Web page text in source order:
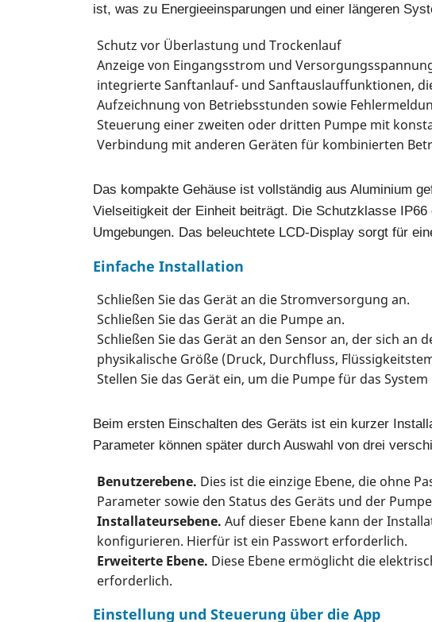
ist, was zu Energieeinsparungen und einer längeren
Schutz vor Überlastung und Trockenlauf
Anzeige von Eingangsstrom und
integrierte Sanftanlauf- und Sanftauslauffunktionen,
Aufzeichnung von Betriebsstunden sowie
Steuerung einer zweiten oder dritten Pumpe mit
Verbindung mit anderen Geräten für kombinierten
Das kompakte Gehäuse ist vollständig aus Aluminium
Vielseitigkeit der Einheit beiträgt. Die Schutzklasse
Umgebungen. Das beleuchtete LCD-Display sorgt für
Einfache Installation
Schließen Sie das Gerät an die Stromversorgung an.
Schließen Sie das Gerät an die Pumpe an.
Schließen Sie das Gerät an den Sensor an, der sich
physikalische Größe (Druck, Durchfluss,
Stellen Sie das Gerät ein, um die Pumpe für das
Beim ersten Einschalten des Geräts ist ein kurzer
Parameter können später durch Auswahl von drei
Benutzerebene. Dies ist die einzige Ebene, die ohne
Parameter sowie den Status des Geräts und der
Installateursebene. Auf dieser Ebene kann der
konfigurieren. Hierfür ist ein Passwort erforderlich.
Erweiterte Ebene. Diese Ebene ermöglicht die
erforderlich.
Einstellung und Steuerung über die App